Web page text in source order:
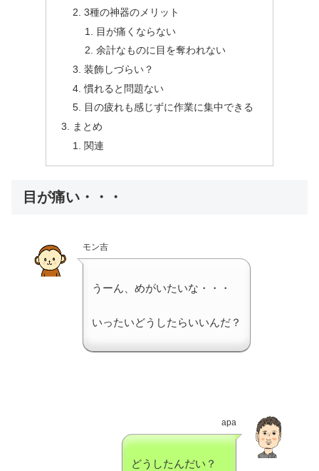
3種の神器のメリット
目が痛くならない
余計なものに目を奪われない
装飾しづらい？
慣れると問題ない
目の疲れも感じずに作業に集中できる
まとめ
関連
目が痛い・・・
モン吉
うーん、めがいたいな・・・
いったいどうしたらいいんだ？
apa
どうしたんだい？